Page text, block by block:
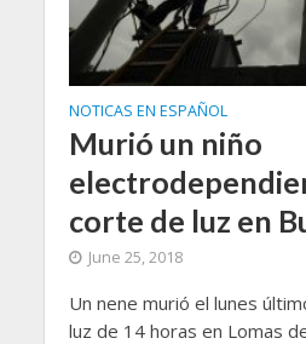
NOTICAS EN ESPAÑOL
Murió un niño
corte de luz en
June 25, 2018
Un nene murió el lunes
luz de 14 horas en Lomas